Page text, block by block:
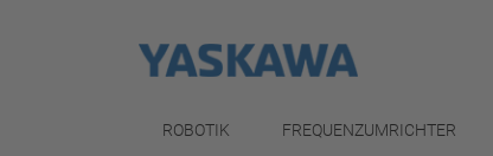
ROBOTIK FREQUENZUMRICHTER